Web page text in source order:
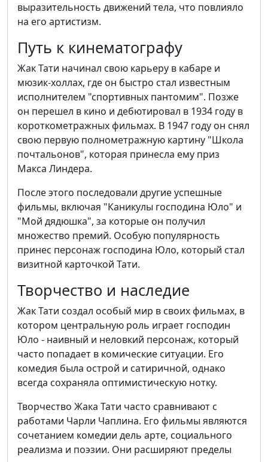
выразительность движений тела, что повлияло
на его артистизм.
Путь к кинематографу
Жак Тати начинал свою карьеру в кабаре и
мюзик-холлах, где он быстро стал известным
исполнителем "спортивных пантомим". Позже
он перешел в кино и дебютировал в 1934 году в
короткометражных фильмах. В 1947 году он снял
свою первую полнометражную картину "Школа
почтальонов", которая принесла ему приз
Макса Линдера.
После этого последовали другие успешные
фильмы, включая "Каникулы господина Юло" и
"Мой дядюшка", за которые он получил
множество премий. Особую популярность
принес персонаж господина Юло, который стал
визитной карточкой Тати.
Творчество и наследие
Жак Тати создал особый мир в своих фильмах, в
котором центральную роль играет господин
Юло - наивный и неловкий персонаж, который
часто попадает в комические ситуации. Его
комедия была острой и сатиричной, однако
всегда сохраняла оптимистическую нотку.
Творчество Жака Тати часто сравнивают с
работами Чарли Чаплина. Его фильмы являются
сочетанием комедии дель арте, социального
реализма и поэзии. Они расширяют пределы